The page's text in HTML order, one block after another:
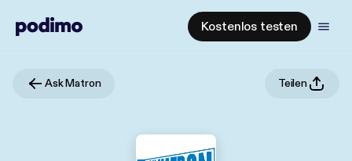
Kostenlos testen
Ask Matron Teilen